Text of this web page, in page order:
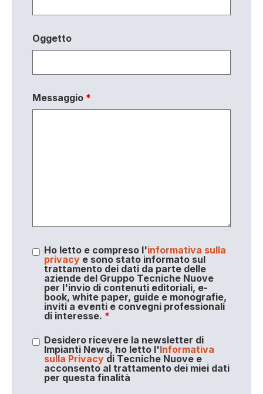
Oggetto
Messaggio *
Ho letto e compreso l'informativa sulla
privacye sono stato informato sul
trattamento dei dati da parte delle
aziende del Gruppo Tecniche Nuove
per l'invio di contenuti editoriali, e-
book, white paper, guide e monografie,
inviti a eventi e convegni professionali
di interesse. *
Desidero ricevere la newsletter di
Impianti News, ho letto l'Informativa
sulla Privacydi Tecniche Nuove e
acconsento al trattamento dei miei dati
per questa finalità